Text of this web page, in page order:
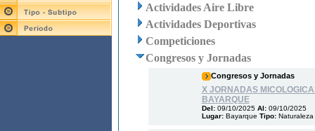
Actividades Aire Libre
Actividades Deportivas
Competiciones
Congresos y Jornadas
Congresos y Jornadas
X JORNADAS
BAYARQUE
Del: 09/10/2025 Al: 09/10/2025
Lugar: Bayarque Tipo: